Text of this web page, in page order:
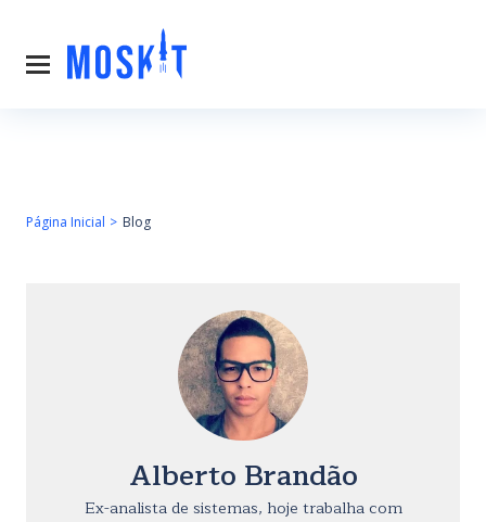
Página Inicial Blog
Alberto Brandão
Ex-analista de sistemas, hoje trabalha com